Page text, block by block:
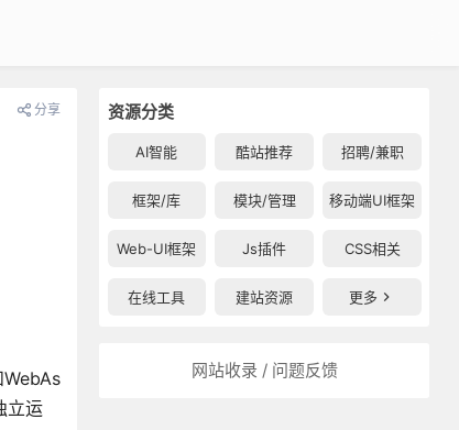
资源分类
AI智能 酷站推荐 招聘/兼职
框架/库 模块/管理 移动端UI框架
Web-UI框架 Js插件 CSS相关
在线工具 建站资源 更多
网站收录 / 问题反馈
分享
立运